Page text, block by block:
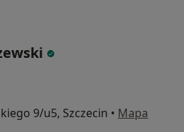
9/u5, Szczecin • Mapa